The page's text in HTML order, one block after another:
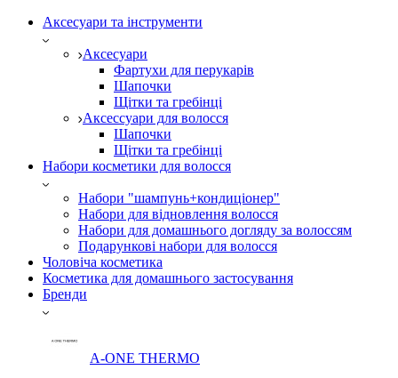
Аксесуари та інструменти
Аксесуари
Фартухи для перукарів
Шапочки
Щітки та гребінці
Аксессуари для волосся
Шапочки
Щітки та гребінці
Набори косметики для волосся
Набори "шампунь+кондиціонер"
Набори для відновлення волосся
Набори для домашнього догляду за волоссям
Подарункові набори для волосся
Чоловіча косметика
Косметика для домашнього застосування
Бренди
A-ONE THERMO